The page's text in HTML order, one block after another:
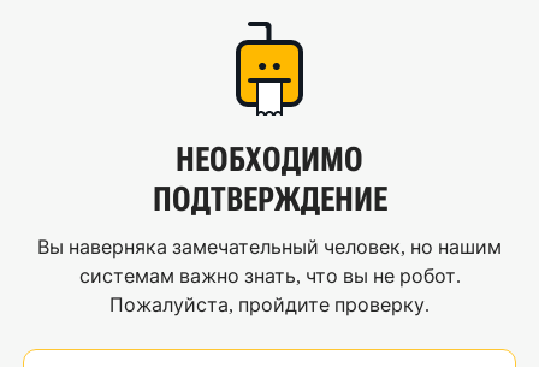
НЕОБХОДИМО
ПОДТВЕРЖДЕНИЕ
Вы наверняка замечательный человек, но нашим
системам важно знать, что вы не робот.
Пожалуйста, пройдите проверку.